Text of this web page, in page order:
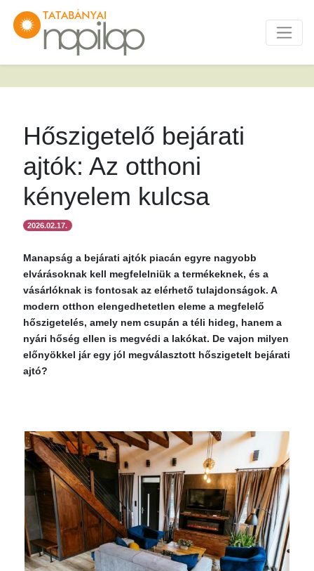
Hőszigetelő bejárati
ajtók: Az otthoni
kényelem kulcsa
2026.02.17.
Manapság a bejárati ajtók piacán egyre nagyobb
elvárásoknak kell megfelelniük a termékeknek, és a
vásárlóknak is fontosak az elérhető tulajdonságok. A
modern otthon elengedhetetlen eleme a megfelelő
hőszigetelés, amely nem csupán a téli hideg, hanem a
nyári hőség ellen is megvédi a lakókat. De vajon milyen
előnyökkel jár egy jól megválasztott hőszigetelt bejárati
ajtó?